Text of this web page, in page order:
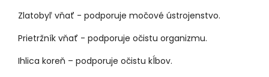
Zlatobyľ vňať - podporuje močové ústrojenstvo.
Prietržník vňať - podporuje očistu organizmu.
Ihlica koreň – podporuje očistu kĺbov.